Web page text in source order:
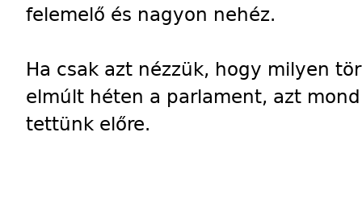
felemelő és nagyon nehéz.
Ha csak azt nézzük, hogy milyen
elmúlt héten a parlament, azt
tettünk előre.